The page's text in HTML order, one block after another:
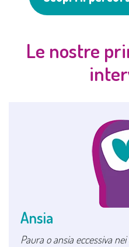
Le nostre
Ansia
Paura o ansia eccessiva